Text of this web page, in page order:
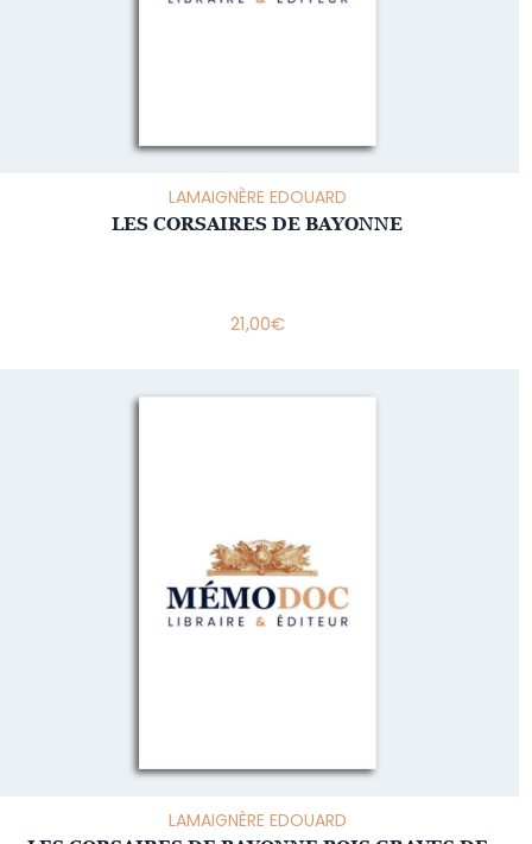
LAMAIGNÈRE EDOUARD
LES CORSAIRES DE BAYONNE
21,00€
LAMAIGNÈRE EDOUARD